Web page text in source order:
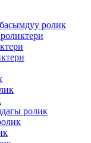
ролик
ролик